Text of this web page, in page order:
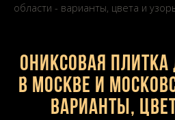
области - варианты, цвета и
Ониксовая
в Москве и
варианты,